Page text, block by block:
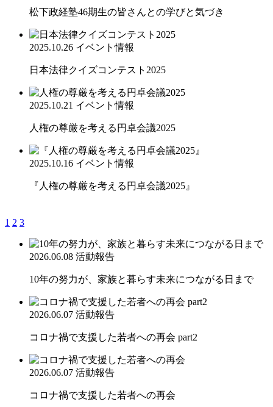
松下政経塾46期生の皆さんとの学びと気づき
2025.10.26 イベント情報
日本法律クイズコンテスト2025
2025.10.21 イベント情報
人権の尊厳を考える円卓会議2025
2025.10.16 イベント情報
『人権の尊厳を考える円卓会議2025』
1 2 3
2026.06.08 活動報告
10年の努力が、家族と暮らす未来につながる日まで
2026.06.07 活動報告
コロナ禍で支援した若者への再会 part2
2026.06.07 活動報告
コロナ禍で支援した若者への再会